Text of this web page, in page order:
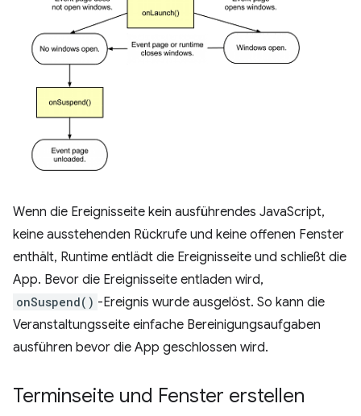
Wenn die Ereignisseite kein ausführendes JavaScript,
keine ausstehenden Rückrufe und keine offenen Fenster
enthält, Runtime entlädt die Ereignisseite und schließt die
App. Bevor die Ereignisseite entladen wird,
onSuspend() -Ereignis wurde ausgelöst. So kann die
Veranstaltungsseite einfache Bereinigungsaufgaben
ausführen bevor die App geschlossen wird.
Terminseite und Fenster erstellen